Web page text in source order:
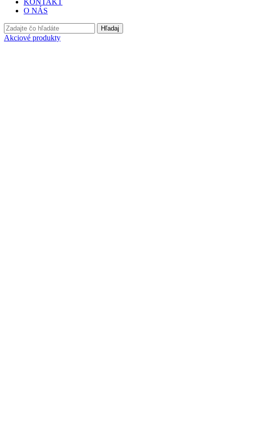
KONTAKT
O NÁS
Hľadaj
Akciové produkty